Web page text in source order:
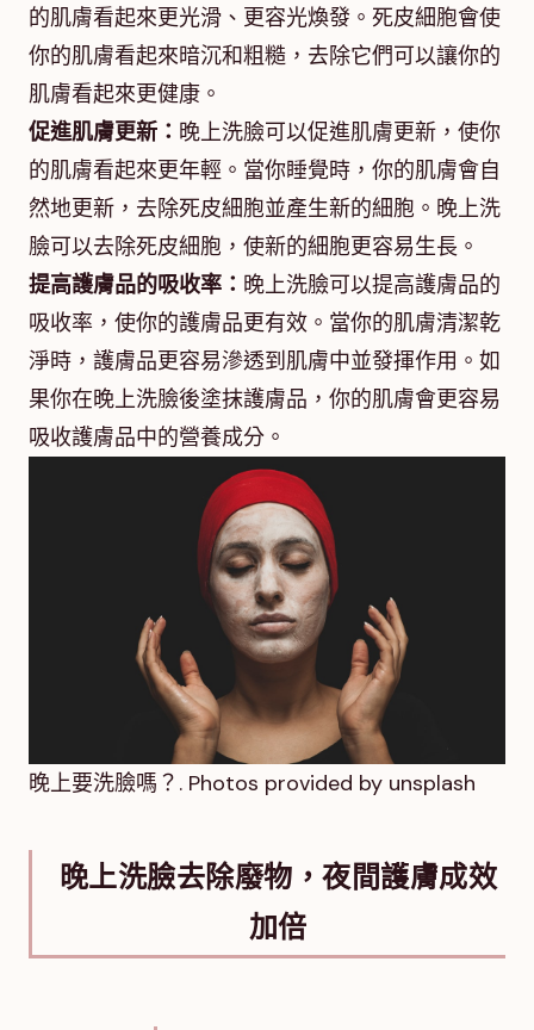
的肌膚看起來更光滑、更容光煥發。死皮細胞會使
你的肌膚看起來暗沉和粗糙，去除它們可以讓你的
肌膚看起來更健康。
促進肌膚更新： 晚上洗臉可以促進肌膚更新，使你
的肌膚看起來更年輕。當你睡覺時，你的肌膚會自
然地更新，去除死皮細胞並產生新的細胞。晚上洗
臉可以去除死皮細胞，使新的細胞更容易生長。
提高護膚品的吸收率： 晚上洗臉可以提高護膚品的
吸收率，使你的護膚品更有效。當你的肌膚清潔乾
淨時，護膚品更容易滲透到肌膚中並發揮作用。如
果你在晚上洗臉後塗抹護膚品，你的肌膚會更容易
吸收護膚品中的營養成分。
晚上要洗臉嗎？. Photos provided by unsplash
晚上洗臉去除廢物，夜間護膚成效
加倍